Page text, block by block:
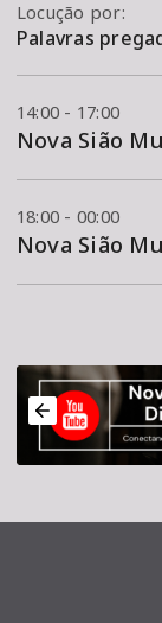
Locução por:
14:00 - 17:00
Nova Sião
18:00 - 00:00
Nova Sião